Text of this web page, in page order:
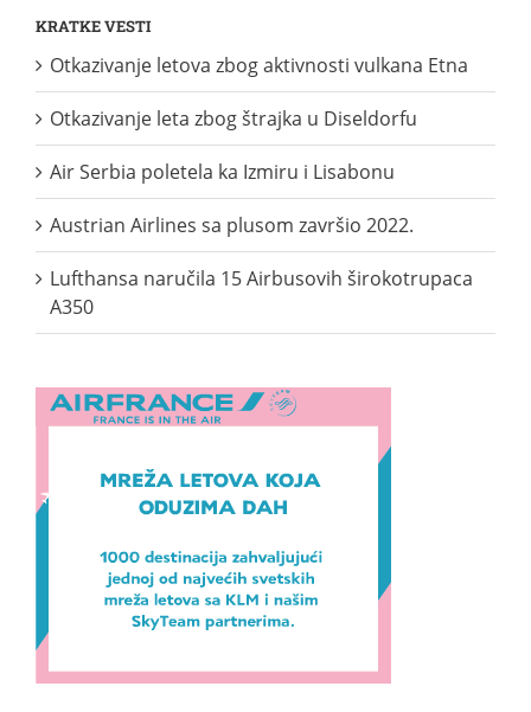
KRATKE VESTI
Otkazivanje letova zbog aktivnosti vulkana Etna
Otkazivanje leta zbog štrajka u Diseldorfu
Air Serbia poletela ka Izmiru i Lisabonu
Austrian Airlines sa plusom završio 2022.
Lufthansa naručila 15 Airbusovih širokotrupaca
A350